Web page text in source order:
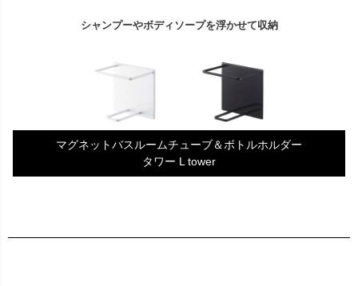
シャンプーやボディソープを浮かせて収納
マグネットバスルームチューブ＆ボトルホルダー
タワー L tower